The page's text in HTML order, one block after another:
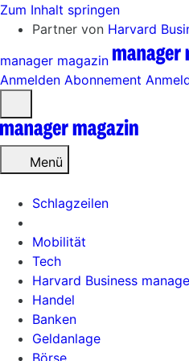
Zum Inhalt springen
Partner von Harvard
manager magazin
Anmelden Abonnement
öffnen
Menü
Schlagzeilen
Mobilität
Tech
Harvard Business
Handel
Banken
Geldanlage
Börse